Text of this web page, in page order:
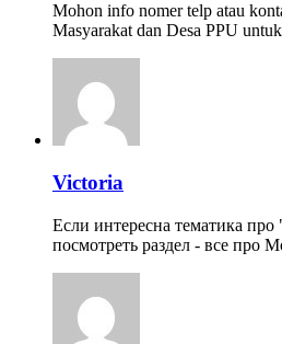
Mohon info nomer telp atau
Masyarakat dan Desa PPU
Victoria
Если интересна тематика
посмотреть раздел - все про